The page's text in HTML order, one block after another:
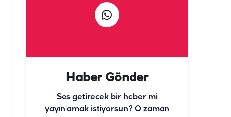
Haber Gönder
Ses getirecek bir haber mi
yayınlamak istiyorsun? O zaman